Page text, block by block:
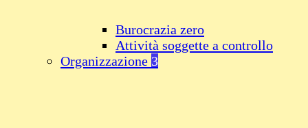
Burocrazia zero
Attività soggette a controllo
Organizzazione 3